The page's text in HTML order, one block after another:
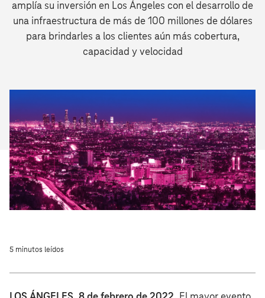
amplía su inversión en Los Ángeles con el desarrollo de
una infraestructura de más de 100 millones de dólares
para brindarles a los clientes aún más cobertura,
capacidad y velocidad
5 minutos leídos